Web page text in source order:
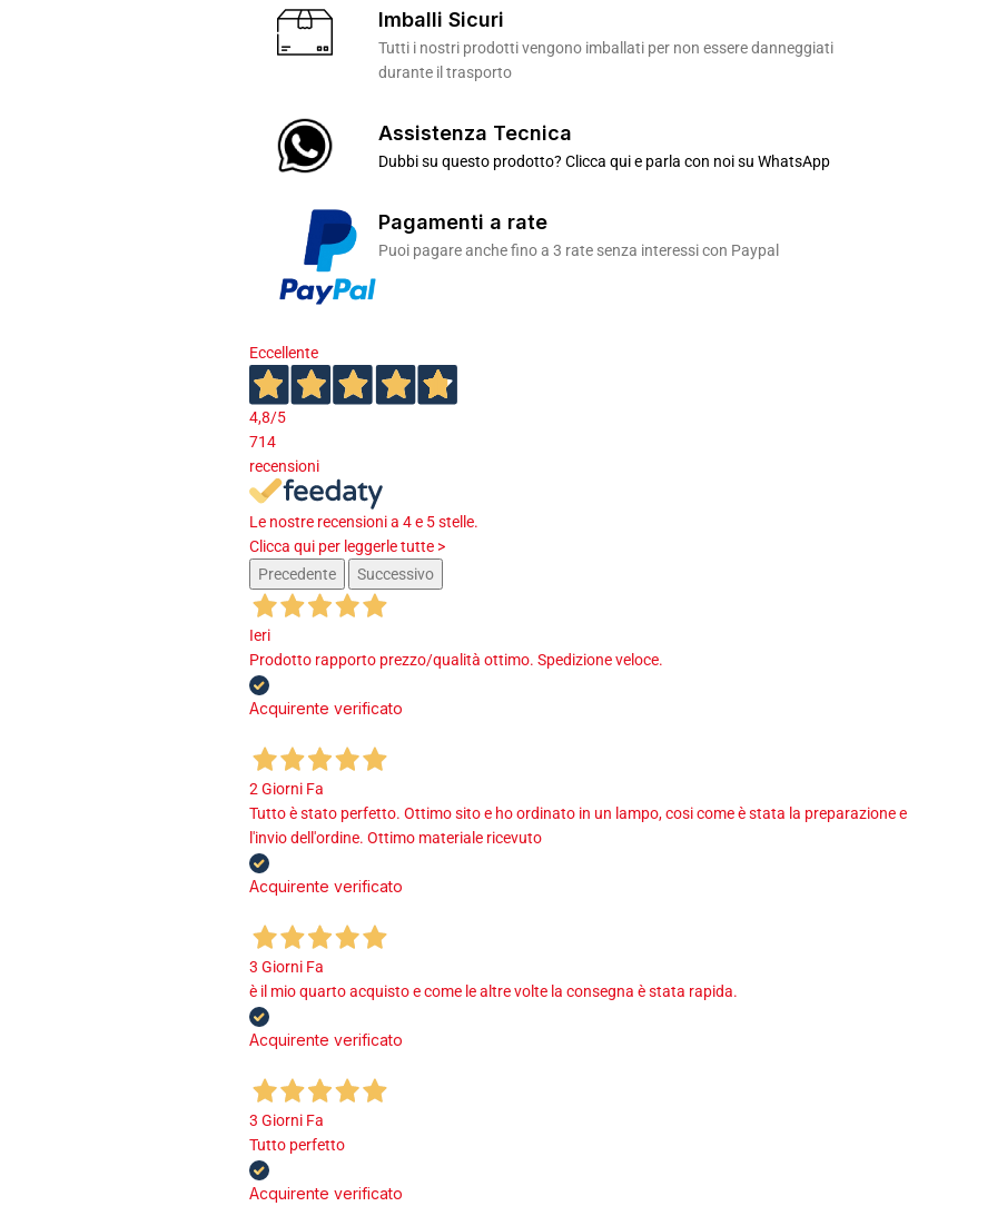
Imballi Sicuri
Tutti i nostri prodotti vengono imballati per non essere danneggiati
durante il trasporto
Assistenza Tecnica
Dubbi su questo prodotto? Clicca qui e parla con noi su WhatsApp
Pagamenti a rate
Puoi pagare anche fino a 3 rate senza interessi con Paypal
Eccellente
4,8/5
714
recensioni
Le nostre recensioni a 4 e 5 stelle.
Clicca qui per leggerle tutte >
Precedente
Successivo
Ieri
Prodotto rapporto prezzo/qualità ottimo. Spedizione veloce.
Acquirente verificato
2 Giorni Fa
Tutto è stato perfetto. Ottimo sito e ho ordinato in un lampo, cosi come è stata la preparazione e
l'invio dell'ordine. Ottimo materiale ricevuto
Acquirente verificato
3 Giorni Fa
è il mio quarto acquisto e come le altre volte la consegna è stata rapida.
Acquirente verificato
3 Giorni Fa
Tutto perfetto
Acquirente verificato